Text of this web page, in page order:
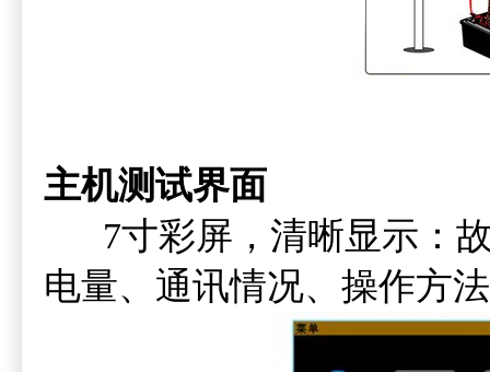
主机测试界面
7寸彩屏，清晰显示：故
电量、通讯情况、操作方